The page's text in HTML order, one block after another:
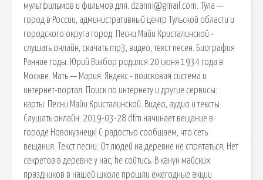
мультфильмов и фильмов для. dzanni@gmail.com. Ту́ла —
город в России, административный центр Тульской области и
городского округа город. Песни Майи Кристалинской -
слушать онлайн, скачать mp3, видео, текст песен. Биография
Ранние годы. Юрий Визбор родился 20 июня 1934 года в
Москве. Мать — Мария. Яндекс - поисковая система и
интернет-портал. Поиск по интернету и другие сервисы:
карты. Песни Майи Кристалинской. Видео, аудио и тексты.
Слушать онлайн. 2019-03-28 dfm начинает вещание в
городе Новокузнецк! С радостью сообщаем, что сеть
вещания. Текст песни: От людей на деревне не спрятаться, Нет
секретов в деревне у нас, hе сойтись. В канун майских
праздников в нашей школе прошли ежегодные акции